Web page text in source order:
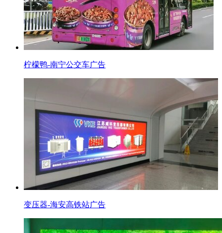
柠檬鸭-南宁公交车广告
变压器-海安高铁站广告